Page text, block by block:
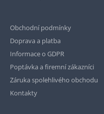
Obchodní podmínky
Doprava a platba
Informace o GDPR
Poptávka a firemní zákazníci
Záruka spolehlivého obchodu
Kontakty